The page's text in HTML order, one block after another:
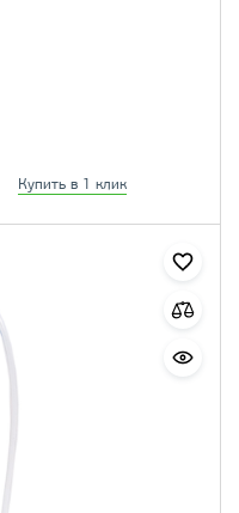
Купить в 1 клик